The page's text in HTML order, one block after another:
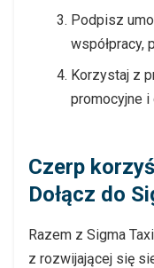
Podpisz
współpracy,
Korzystaj z
promocyjne
Czerp
Dołącz do
Razem z Sigma
z rozwijającej się